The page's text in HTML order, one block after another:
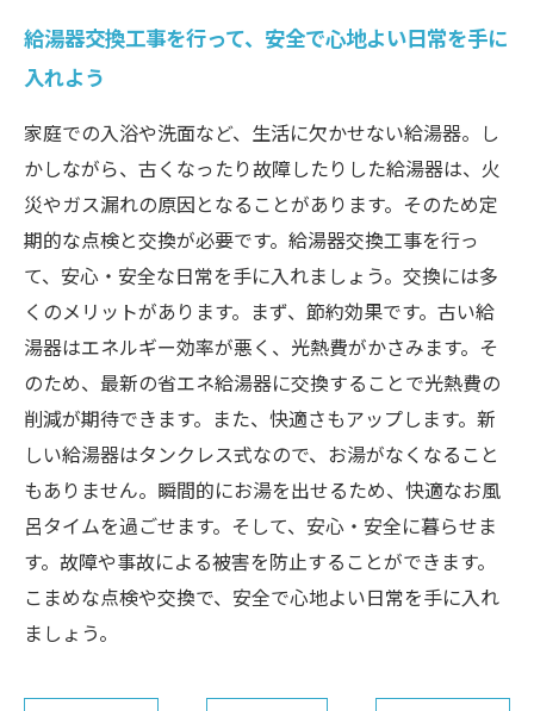
給湯器交換工事を行って、安全で心地よい日常を手に
入れよう
家庭での入浴や洗面など、生活に欠かせない給湯器。し
かしながら、古くなったり故障したりした給湯器は、火
災やガス漏れの原因となることがあります。そのため定
期的な点検と交換が必要です。給湯器交換工事を行っ
て、安心・安全な日常を手に入れましょう。交換には多
くのメリットがあります。まず、節約効果です。古い給
湯器はエネルギー効率が悪く、光熱費がかさみます。そ
のため、最新の省エネ給湯器に交換することで光熱費の
削減が期待できます。また、快適さもアップします。新
しい給湯器はタンクレス式なので、お湯がなくなること
もありません。瞬間的にお湯を出せるため、快適なお風
呂タイムを過ごせます。そして、安心・安全に暮らせま
す。故障や事故による被害を防止することができます。
こまめな点検や交換で、安全で心地よい日常を手に入れ
ましょう。